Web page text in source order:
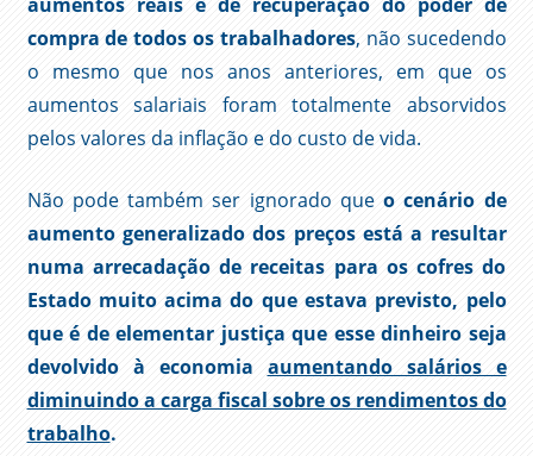
compra de todos os trabalhadores, não sucedendo
o mesmo que nos anos anteriores, em que os
aumentos salariais foram totalmente absorvidos
pelos valores da inflação e do custo de vida.
Não pode também ser ignorado que o cenário de
aumento generalizado dos preços está a resultar
numa arrecadação de receitas para os cofres do
Estado muito acima do que estava previsto, pelo
que é de elementar justiça que esse dinheiro seja
devolvido à economia aumentando salários e
diminuindo a carga fiscal sobre os rendimentos do
trabalho.